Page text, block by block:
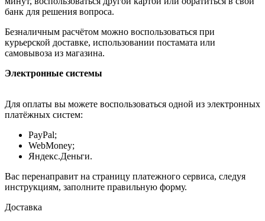
банк для решения вопроса.
Безналичным расчётом можно воспользоваться при
курьерской доставке, использовании постамата или
самовывоза из магазина.
Электронные системы
Для оплаты вы можете воспользоваться одной из электронных
платёжных систем:
PayPal;
WebMoney;
Яндекс.Деньги.
Вас перенаправит на страницу платежного сервиса, следуя
инструкциям, заполните правильную форму.
Доставка